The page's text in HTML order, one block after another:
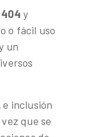
y
o fácil uso
un
e inclusión
que se